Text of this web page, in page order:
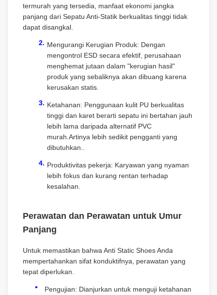
termurah yang tersedia, manfaat ekonomi jangka
panjang dari Sepatu Anti-Statik berkualitas tinggi tidak
dapat disangkal.
Mengurangi Kerugian Produk: Dengan
mengontrol ESD secara efektif, perusahaan
menghemat jutaan dalam "kerugian hasil"
produk yang sebaliknya akan dibuang karena
kerusakan statis.
Ketahanan: Penggunaan kulit PU berkualitas
tinggi dan karet berarti sepatu ini bertahan jauh
lebih lama daripada alternatif PVC
murah.Artinya lebih sedikit pengganti yang
dibutuhkan..
Produktivitas pekerja: Karyawan yang nyaman
lebih fokus dan kurang rentan terhadap
kesalahan.
Perawatan dan Perawatan untuk Umur
Panjang
Untuk memastikan bahwa Anti Static Shoes Anda
mempertahankan sifat konduktifnya, perawatan yang
tepat diperlukan.
Pengujian: Dianjurkan untuk menguji ketahanan